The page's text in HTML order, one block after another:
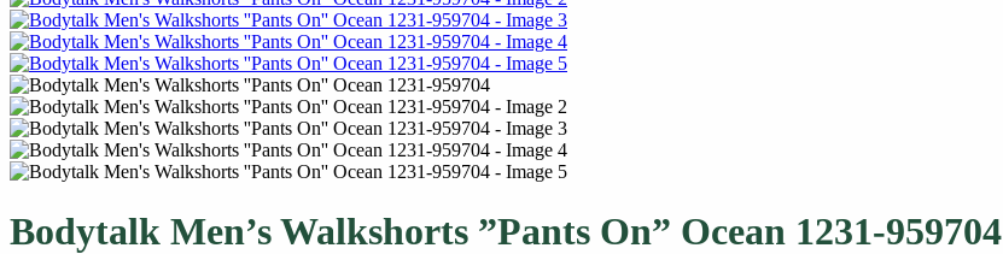
Bodytalk Men’s Walkshorts ”Pants On” Ocean 1231-959704